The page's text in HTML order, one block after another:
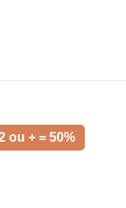
ou + = 50%